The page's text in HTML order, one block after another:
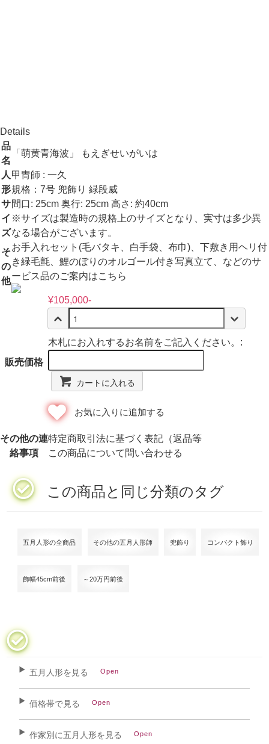
Details
品
名
「萌黄青海波」 もえぎせいがいは
人
形
甲冑師 : 一久
規格：7号 兜飾り 緑段威
サ
イ
ズ
間口: 25cm 奥行: 25cm 高さ: 約40cm
※サイズは製造時の規格上のサイズとなり、実寸は多少異
なる場合がございます。
そ
の
他
お手入れセット(毛バタキ、白手袋、布巾)、下敷き用ヘリ付
き緑毛氈、鯉のぼりのオルゴール付き写真立て、などのサ
ービス品のご案内はこちら
販売価格
¥105,000-
木札にお入れするお名前をご記入ください。:
カートに入れる
お気に入りに追加する
その他の連
絡事項
特定商取引法に基づく表記（返品等
この商品について問い合わせる
この商品と同じ分類のタグ
五月人形の全商品 その他の五月人形師 兜飾り コンパクト飾り
飾幅45cm前後 ～20万円前後
五月人形を見る
価格帯で見る
作家別に五月人形を見る